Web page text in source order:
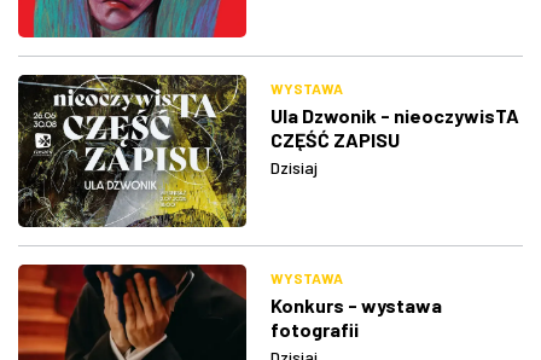
WYSTAWA
Ula Dzwonik - nieoczywisTA
CZĘŚĆ ZAPISU
Dzisiaj
WYSTAWA
Konkurs - wystawa
fotografii